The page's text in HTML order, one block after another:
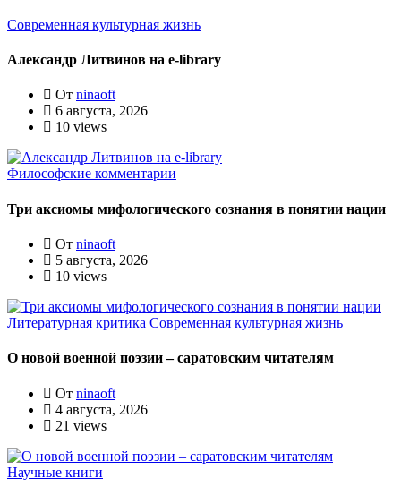
Современная культурная жизнь
Александр Литвинов на e-library
От ninaoft
6 августа, 2026
10 views
Философские комментарии
Три аксиомы мифологического сознания в понятии нации
От ninaoft
5 августа, 2026
10 views
Литературная критика Современная культурная жизнь
О новой военной поэзии – саратовским читателям
От ninaoft
4 августа, 2026
21 views
Научные книги